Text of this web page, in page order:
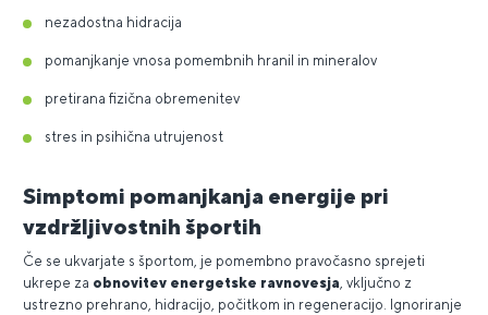
nezadostna hidracija
pomanjkanje vnosa pomembnih hranil in mineralov
pretirana fizična obremenitev
stres in psihična utrujenost
Simptomi pomanjkanja energije pri
vzdržljivostnih športih
Če se ukvarjate s športom, je pomembno pravočasno sprejeti
ukrepe za obnovitev energetske ravnovesja , vključno z
ustrezno prehrano, hidracijo, počitkom in regeneracijo. Ignoriranje